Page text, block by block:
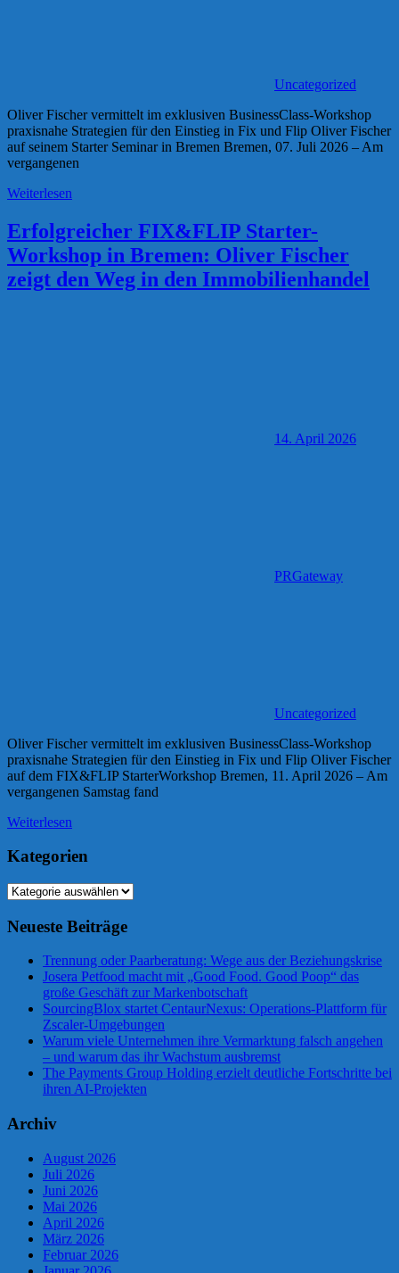
Uncategorized
Oliver Fischer vermittelt im exklusiven BusinessClass-Workshop
praxisnahe Strategien für den Einstieg in Fix und Flip Oliver Fischer
auf seinem Starter Seminar in Bremen Bremen, 07. Juli 2026 – Am
vergangenen
Weiterlesen
Erfolgreicher FIX&FLIP Starter-
Workshop in Bremen: Oliver Fischer
zeigt den Weg in den Immobilienhandel
14. April 2026
PRGateway
Uncategorized
Oliver Fischer vermittelt im exklusiven BusinessClass-Workshop
praxisnahe Strategien für den Einstieg in Fix und Flip Oliver Fischer
auf dem FIX&FLIP StarterWorkshop Bremen, 11. April 2026 – Am
vergangenen Samstag fand
Weiterlesen
Kategorien
Kategorien
Neueste Beiträge
Trennung oder Paarberatung: Wege aus der Beziehungskrise
Josera Petfood macht mit „Good Food. Good Poop“ das
große Geschäft zur Markenbotschaft
SourcingBlox startet CentaurNexus: Operations-Plattform für
Zscaler-Umgebungen
Warum viele Unternehmen ihre Vermarktung falsch angehen
– und warum das ihr Wachstum ausbremst
The Payments Group Holding erzielt deutliche Fortschritte bei
ihren AI-Projekten
Archiv
August 2026
Juli 2026
Juni 2026
Mai 2026
April 2026
März 2026
Februar 2026